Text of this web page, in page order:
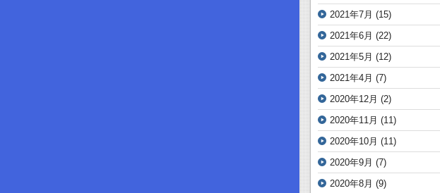
2021年7月 (15)
2021年6月 (22)
2021年5月 (12)
2021年4月 (7)
2020年12月 (2)
2020年11月 (11)
2020年10月 (11)
2020年9月 (7)
2020年8月 (9)